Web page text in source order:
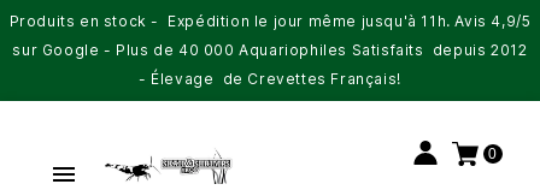
Produits en stock - Expédition le jour même jusqu'à 11h. Avis 4,9/5
sur Google - Plus de 40 000 Aquariophiles Satisfaits depuis 2012
- Élevage de Crevettes Français!

0